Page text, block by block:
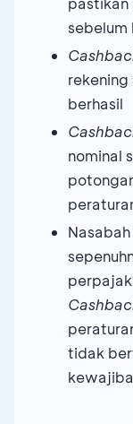
sebelum
rekening
berhasil
nominal
tidak